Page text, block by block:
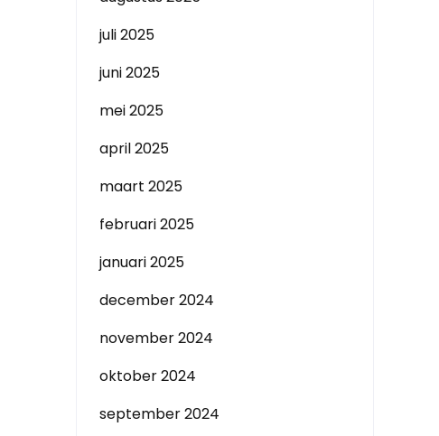
juli 2025
juni 2025
mei 2025
april 2025
maart 2025
februari 2025
januari 2025
december 2024
november 2024
oktober 2024
september 2024